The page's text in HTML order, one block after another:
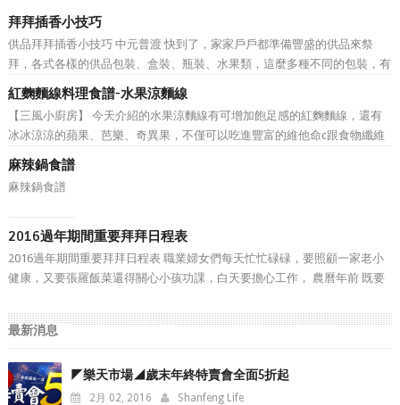
拜拜插香小技巧
供品拜拜插香小技巧 中元普渡 快到了，家家戶戶都準備豐盛的供品來祭
拜，各式各樣的供品包裝、盒裝、瓶裝、水果類，這麼多種不同的包裝，有
沒有什麼好方法，可以讓媽媽不在為如何在供品上插香煩惱呢? 坊間不乏有
插香器 、 插香夾 等產品，但是林師傅相信還是有一些勤...
紅麴麵線料理食譜-水果涼麵線
【三風小廚房】 今天介紹的水果涼麵線有可增加飽足感的紅麴麵線，還有
冰冰涼涼的蘋果、芭樂、奇異果，不僅可以吃進豐富的維他命c跟食物纖維
還有飽足感，很適合這個沒胃口又炎熱的夏天~
麻辣鍋食譜
麻辣鍋食譜
2016過年期間重要拜拜日程表
2016過年期間重要拜拜日程表 職業婦女們每天忙忙碌碌，要照顧一家老小
健康，又要張羅飯菜還得關心小孩功課，白天要擔心工作， 農曆年前 既要
業婦女們，於年前先幫各位把 2016過年期間重要拜...
最新消息
◤樂天市場◢歲末年終特賣會全面5折起
2月 02, 2016 Shanfeng Life